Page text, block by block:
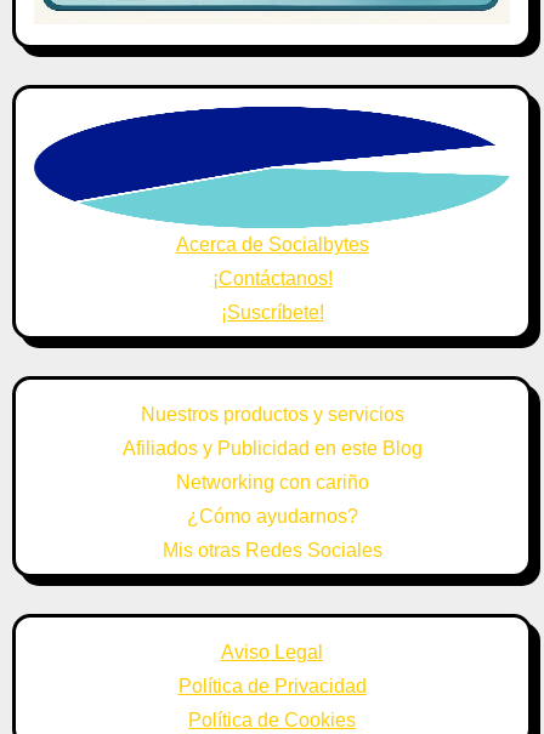
Acerca de Socialbytes
¡Contáctanos!
¡Suscríbete!
Nuestros productos y servicios
Afiliados y Publicidad en este Blog
Networking con cariño
¿Cómo ayudarnos?
Mis otras Redes Sociales
Aviso Legal
Política de Privacidad
Política de Cookies